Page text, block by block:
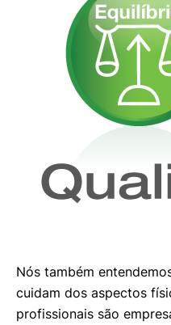
Nós também
cuidam dos aspectos
profissionais são